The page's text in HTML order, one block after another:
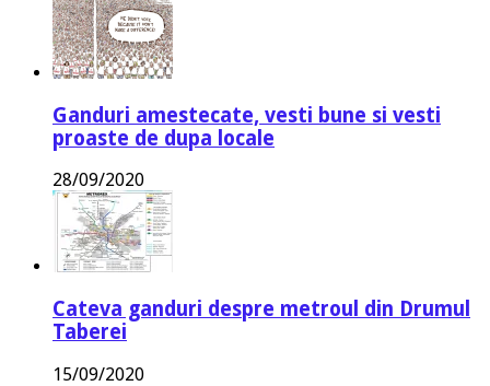
Ganduri amestecate, vesti bune si vesti
proaste de dupa locale
28/09/2020
Cateva ganduri despre metroul din Drumul
Taberei
15/09/2020